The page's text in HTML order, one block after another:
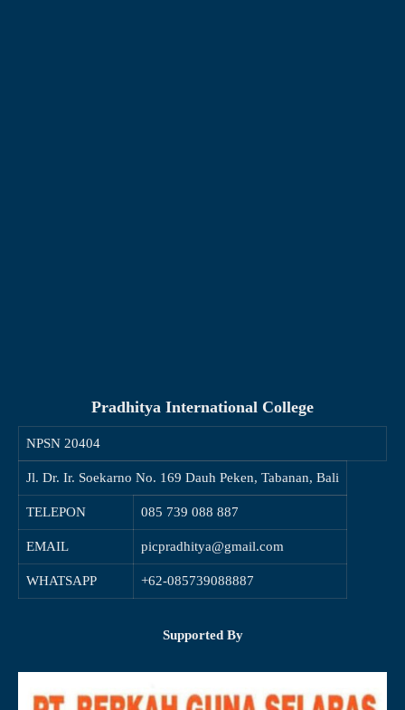
Pradhitya International College
NPSN 20404
Jl. Dr. Ir. Soekarno No. 169 Dauh Peken, Tabanan, Bali
TELEPON 085 739 088 887
EMAIL picpradhitya@gmail.com
WHATSAPP +62-085739088887
Supported By